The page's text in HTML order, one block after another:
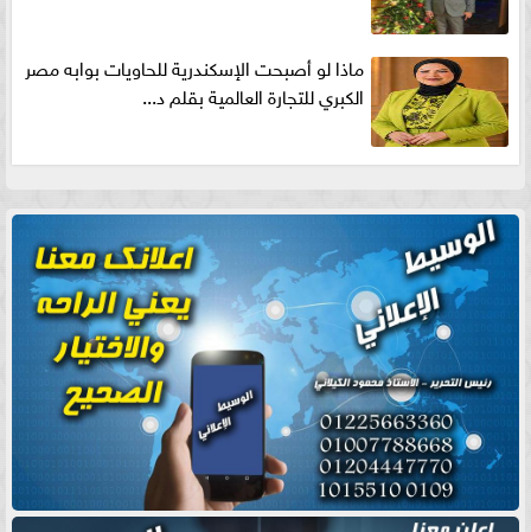
ماذا لو أصبحت الإسكندرية للحاويات بوابه مصر
الكبري للتجارة العالمية بقلم د...